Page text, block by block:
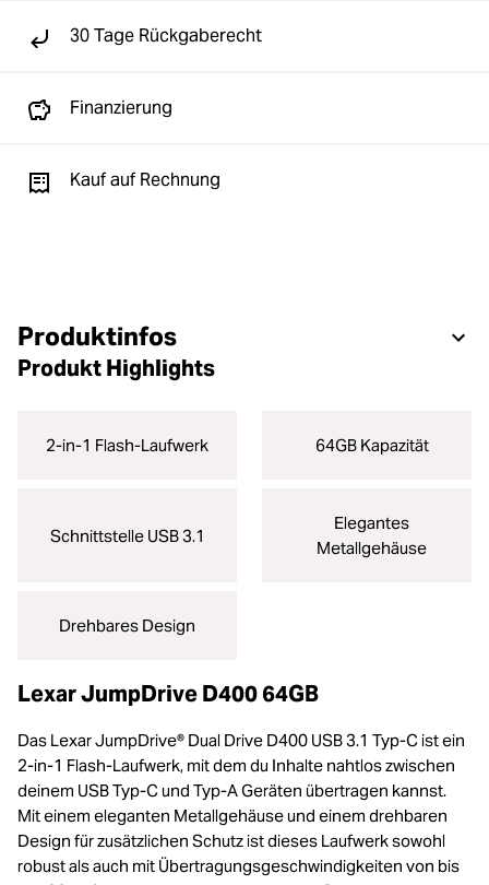
30 Tage Rückgaberecht
Finanzierung
Kauf auf Rechnung
Produktinfos
Produkt Highlights
2-in-1 Flash-Laufwerk 64GB Kapazität
Schnittstelle USB 3.1
Elegantes
Metallgehäuse
Drehbares Design
Lexar JumpDrive D400 64GB
Das Lexar JumpDrive® Dual Drive D400 USB 3.1 Typ-C ist ein
2-in-1 Flash-Laufwerk, mit dem du Inhalte nahtlos zwischen
deinem USB Typ-C und Typ-A Geräten übertragen kannst.
Mit einem eleganten Metallgehäuse und einem drehbaren
Design für zusätzlichen Schutz ist dieses Laufwerk sowohl
robust als auch mit Übertragungsgeschwindigkeiten von bis